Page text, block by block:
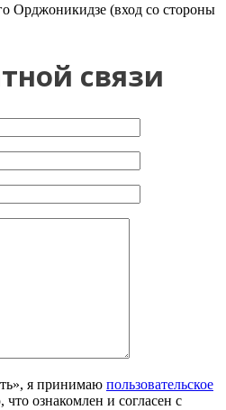
Орджоникидзе (вход со стороны
связи
я принимаю пользовательское
ознакомлен и согласен с